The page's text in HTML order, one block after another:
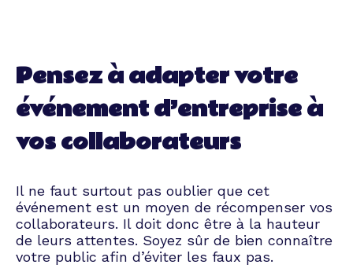
Pensez à adapter votre
événement d’entreprise à
vos collaborateurs
Il ne faut surtout pas oublier que cet
événement est un moyen de récompenser vos
collaborateurs. Il doit donc être à la hauteur
de leurs attentes. Soyez sûr de bien connaître
votre public afin d’éviter les faux pas.